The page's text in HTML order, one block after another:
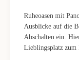
Ruheoasen mit
Ausblicke auf die
Abschalten ein.
Lieblingsplatz zum